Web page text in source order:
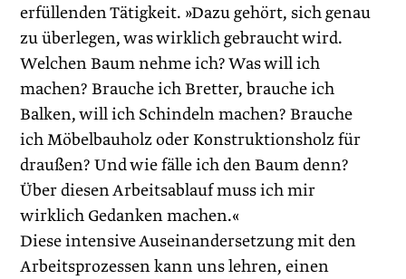
erfüllenden Tätigkeit. »Dazu gehört, sich genau
zu überlegen, was wirklich gebraucht wird.
Welchen Baum nehme ich? Was will ich
machen? Brauche ich Bretter, brauche ich
Balken, will ich Schindeln machen? Brauche
ich Möbelbauholz oder Konstruktionsholz für
draußen? Und wie fälle ich den Baum denn?
Über diesen Arbeitsablauf muss ich mir
wirklich ­Gedanken machen.«
Diese intensive Auseinandersetzung mit den
Arbeitsprozessen kann uns lehren, einen